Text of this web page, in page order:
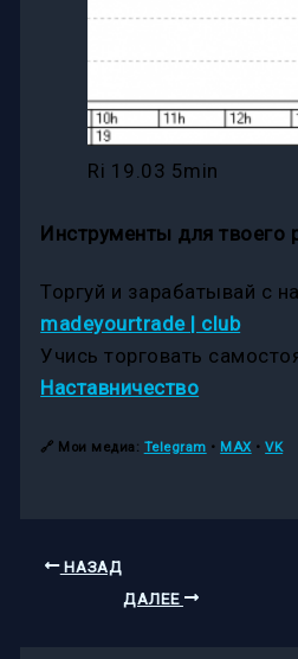
Ri 19.03 5min
Инструменты для твоего
Торгуй и зарабатывай с
madeyourtrade | club
Учись торговать
Наставничество
🔗 Мои медиа: Telegram • MAX •VK
НАЗАД
ДАЛЕЕ